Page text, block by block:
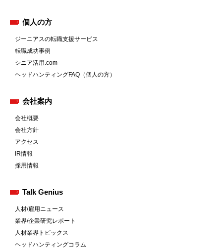
個人の方
ジーニアスの転職支援サービス
転職成功事例
シニア活用.com
ヘッドハンティングFAQ（個人の方）
会社案内
会社概要
会社方針
アクセス
IR情報
採用情報
Talk Genius
人材/雇用ニュース
業界/企業研究レポート
人材業界トピックス
ヘッドハンティングコラム